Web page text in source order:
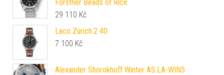
Forstner Beads of Rice
29 110 Kč
Laco Zürich.2 40
7 100 Kč
Alexander Shorokhoff Winter AS.LA-WIN5